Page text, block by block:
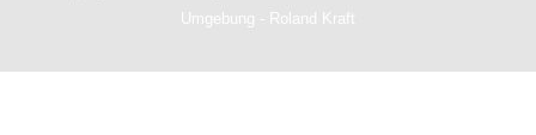
Umgebung - Roland Kraft